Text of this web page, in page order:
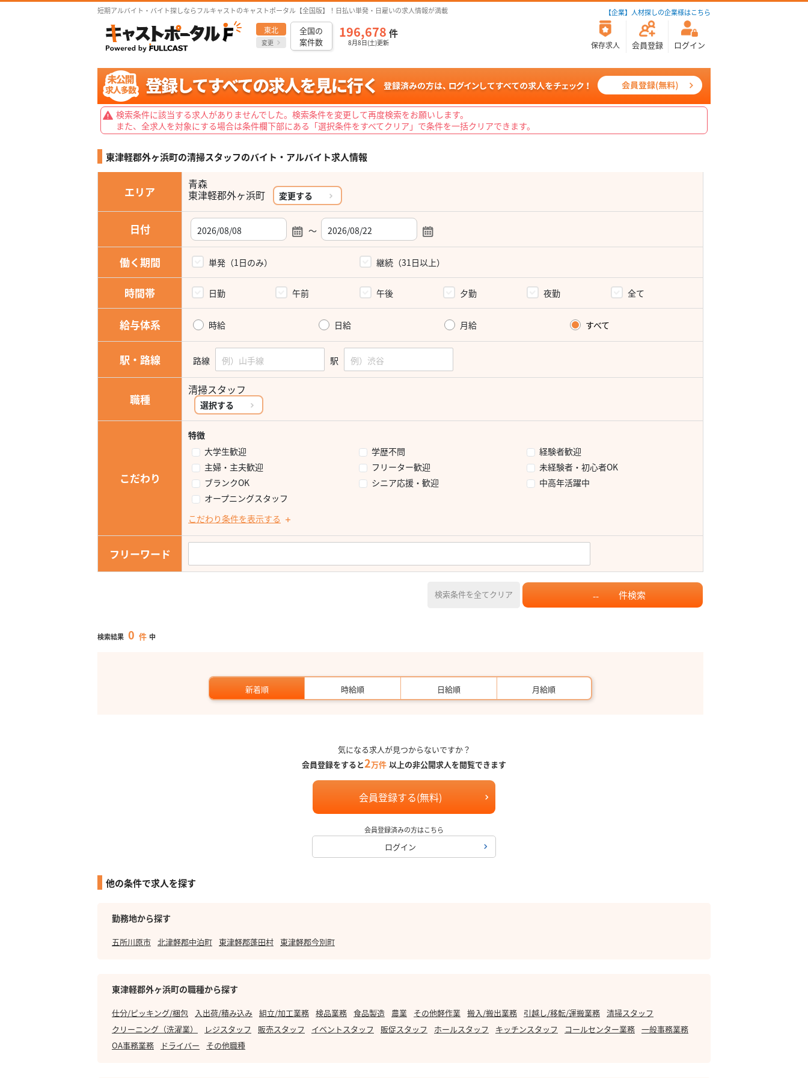
短期アルバイト・バイト探しならフルキャストのキャストポータル【全国版】！日払い単発・日雇いの求人情報が満載 【企業】人材探しの企業様はこちら
東北
変更
全国の
案件数
196,678 件
8月8日(土)更新 保存求人 会員登録 ログイン
検索条件に該当する求人がありませんでした。検索条件を変更して再度検索をお願いします。
また、全求人を対象にする場合は条件欄下部にある「選択条件をすべてクリア」で条件を一括クリアできます。
東津軽郡外ヶ浜町の清掃スタッフのバイト・アルバイト求人情報
エリア
青森
東津軽郡外ヶ浜町 変更する
日付 ～
働く期間 単発（1日のみ） 継続（31日以上）
時間帯 日勤 午前 午後 夕勤 夜勤 全て
給与体系 時給 日給 月給 すべて
駅・路線 路線 駅
職種
清掃スタッフ
選択する
こだわり
特徴
大学生歓迎
学歴不問
経験者歓迎
主婦・主夫歓迎
フリーター歓迎
未経験者・初心者OK
ブランクOK
シニア応援・歓迎
中高年活躍中
オープニングスタッフ
こだわり条件を表示する
フリーワード
検索条件を全てクリア -- 件検索
検索結果 0 件 中
新着順 時給順 日給順 月給順
気になる求人が見つからないですか？
会員登録をすると2万件 以上の非公開求人を閲覧できます
会員登録する(無料)
会員登録済みの方はこちら
ログイン
他の条件で求人を探す
勤務地から探す
五所川原市 北津軽郡中泊町 東津軽郡蓬田村 東津軽郡今別町
東津軽郡外ヶ浜町の職種から探す
仕分/ピッキング/梱包 入出荷/積み込み 組立/加工業務 検品業務 食品製造 農業 その他軽作業 搬入/搬出業務 引越し/移転/運搬業務 清掃スタッフ
クリーニング（洗濯業）
レジスタッフ 販売スタッフ イベントスタッフ 販促スタッフ ホールスタッフ キッチンスタッフ コールセンター業務 一般事務業務
OA事務業務
ドライバー その他職種